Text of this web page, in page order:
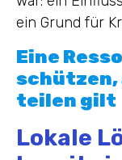
ein Grund für
Eine
schützen,
teilen gilt
Lokale